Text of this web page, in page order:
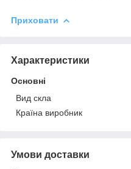
Приховати
Характеристики
Основні
Вид скла
Країна виробник
Умови доставки